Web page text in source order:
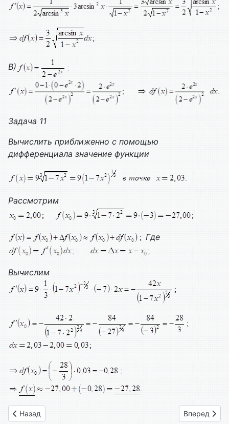
В)
Задача 11
Вычислить приближенно с помощью
дифференциала значение функции
Рассмотрим
Где
Вычислим
Предыдущий: Вариант № 10
Назад Следующий:
Вперед